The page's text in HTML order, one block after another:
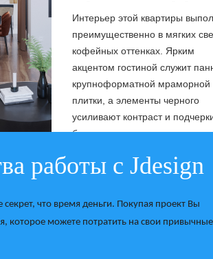
Интерьер этой квартиры
преимущественно в мягких
кофейных оттенках. Ярким
акцентом гостиной служит
крупноформатной мраморной
плитки, а элементы черного
усиливают контраст и
благородность пастельных
работы с Jdesign
что время деньги. Покупая проект Вы
которое можете потратить на свои